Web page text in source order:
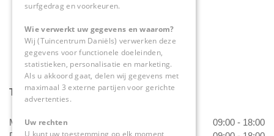
info@tuincentrumdaniels.nl
Tuincentrum Daniëls
Maandag
09:00 - 18:00
surfgedrag en voorkeuren.
Wie verwerkt uw gegevens en waarom?
Wij (Tuincentrum Daniëls) verwerken deze
gegevens voor functionele doeleinden,
statistieken, personalisatie en marketing.
Als u akkoord gaat, delen wij gegevens met
maximaal 3 externe partijen voor gerichte
advertenties.
Uw rechten
U kunt uw toestemming op elk moment